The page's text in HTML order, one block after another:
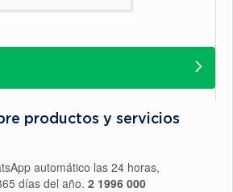
productos y servicios
automático las 24 horas,
días del año. 2 1996 000